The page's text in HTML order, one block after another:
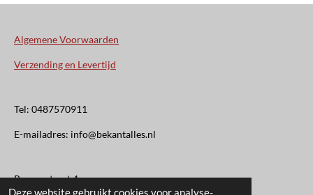
Deze website gebruikt cookies voor analyse-
Algemene Voorwaarden
Verzending en Levertijd
Tel: 0487570911
E-mailadres: info@bekantalles.nl
Rooysestraat 4